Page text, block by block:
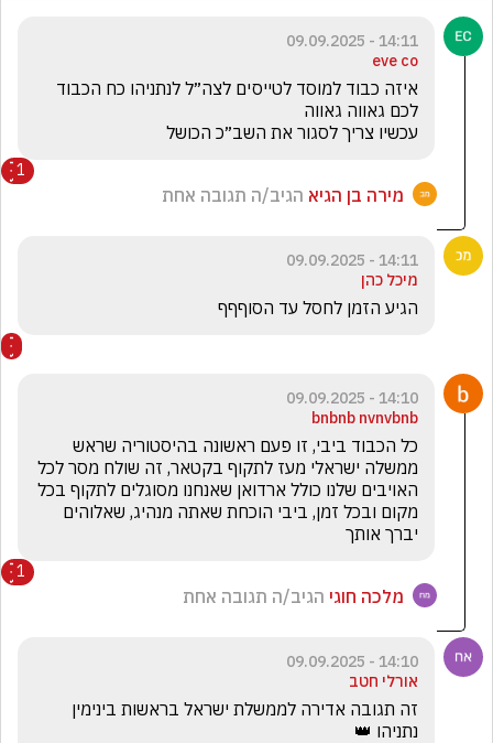
14:11 - 09.09.2025
eve co
עכשיו צריך לסגור את השב״כ הכושל
1
מירה בן הגיא הגיב/ה תגובה אחת
14:11 - 09.09.2025
מיכל כהן
הגיע הזמן לחסל עד הסוףףף
14:10 - 09.09.2025
bnbnb nvnvbnb
יברך אותך
1
מלכה חוגי הגיב/ה תגובה אחת
14:10 - 09.09.2025
אורלי חטב
נתניהו 👑